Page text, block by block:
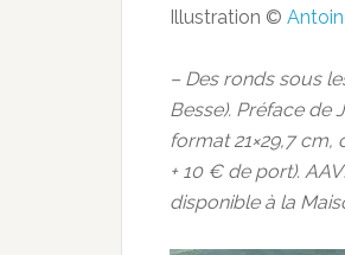
Illustration ©
– Des ronds sous
Besse). Préface de
format 21×29,7
+ 10 € de port).
disponible à la